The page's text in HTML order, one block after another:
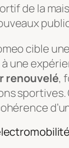
de la
cible
une
renouvelé,
sportives.